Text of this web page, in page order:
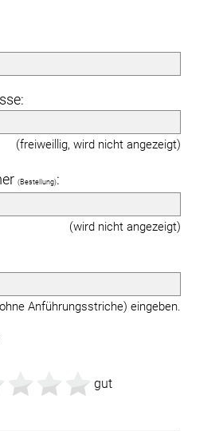
(freiweillig, wird nicht angezeigt)
(Bestellung):
(wird nicht angezeigt)
Anführungsstriche) eingeben.
gut